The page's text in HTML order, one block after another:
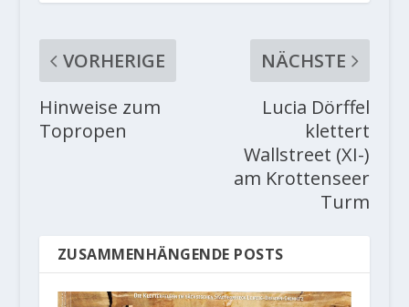
VORHERIGE
Hinweise zum
Topropen
NÄCHSTE
Lucia Dörffel
klettert
Wallstreet (XI-)
am Krottenseer
Turm
ZUSAMMENHÄNGENDE POSTS